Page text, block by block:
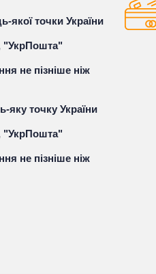
якої точки України
"УкрПошта"
не пізніше ніж
яку точку України
"УкрПошта"
не пізніше ніж